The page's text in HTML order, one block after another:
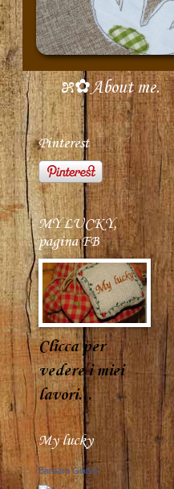
೫✿About me.
Pinterest
MY LUCKY,
pagina FB
Clicca per
vedere i miei
lavori...
My lucky
Barbara Giannì